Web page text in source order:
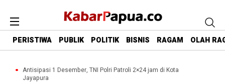
PERISTIWA PUBLIK POLITIK BISNIS RAGAM OLAH
Antisipasi 1 Desember, TNI Polri Patroli 2×24 jam di Kota
Jayapura